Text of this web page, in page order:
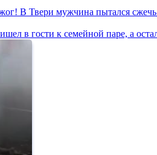
В Твери мужчина пытался
в гости к семейной паре, а